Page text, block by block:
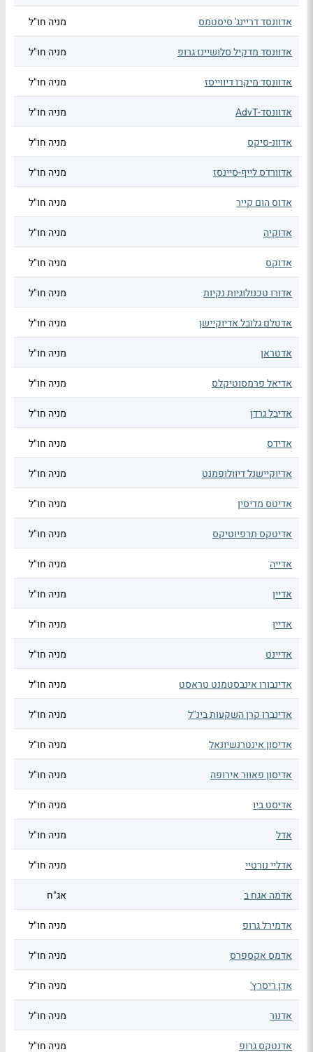
אדוונסד דריינג' סיסטמס מניה חו"ל
אדוונסד מדקיל סלושיינז גרופ מניה חו"ל
אדוונסד מיקרו דיווייסז מניה חו"ל
אדוונסד-AdvT מניה חו"ל
אדוונ-סיקס מניה חו"ל
אדוורדס לייף-סיינסז מניה חו"ל
אדוס הום קייר מניה חו"ל
אדוקיה מניה חו"ל
אדוקס מניה חו"ל
אדורו טכנולוגיות נקיות מניה חו"ל
אדטלם גלובל אדיוקיישן מניה חו"ל
אדטראן מניה חו"ל
אדיאל פרמסוטיקלס מניה חו"ל
אדיבל גרדן מניה חו"ל
אדידס מניה חו"ל
אדיוקיישנל דיוולופמנט מניה חו"ל
אדיטס מדיסין מניה חו"ל
אדיטקס תרפיוטיקס מניה חו"ל
אדייה מניה חו"ל
אדיין מניה חו"ל
אדיין מניה חו"ל
אדיינט מניה חו"ל
אדינבורו אינבסטמנט טראסט מניה חו"ל
אדינברו קרן השקעות בינ"ל מניה חו"ל
אדיסון אינטרנשיונאל מניה חו"ל
אדיסון פאוור אירופה מניה חו"ל
אדיסט ביו מניה חו"ל
אדל מניה חו"ל
אדליי נורטיי מניה חו"ל
אדמה אגח ב אג"ח
אדמירל גרופ מניה חו"ל
אדמס אקספרס מניה חו"ל
אדן ריסרץ' מניה חו"ל
אדנור מניה חו"ל
אדנטקס גרופ מניה חו"ל